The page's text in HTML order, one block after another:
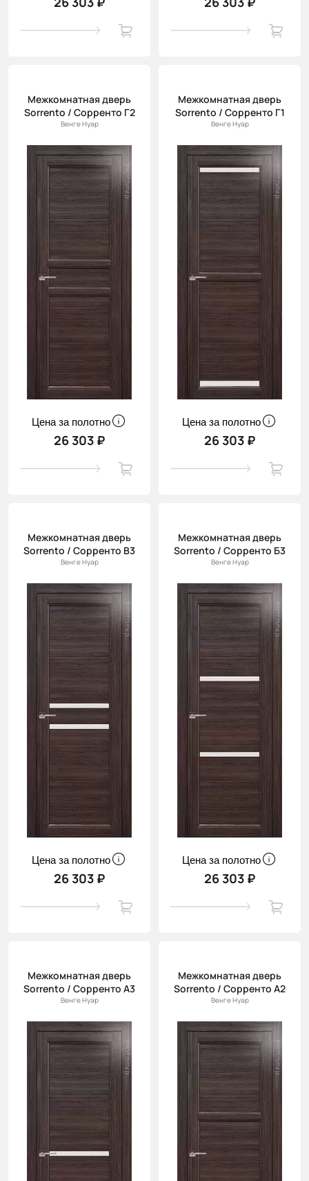
Межкомнатная дверь
Sorrento / Сорренто Г2
Венге Нуар
Цена за полотно
26 303 ₽
Межкомнатная дверь
Sorrento / Сорренто Г1
Венге Нуар
Цена за полотно
26 303 ₽
Межкомнатная дверь
Sorrento / Сорренто В3
Венге Нуар
Цена за полотно
26 303 ₽
Межкомнатная дверь
Sorrento / Сорренто Б3
Венге Нуар
Цена за полотно
26 303 ₽
Межкомнатная дверь
Sorrento / Сорренто А3
Венге Нуар
Межкомнатная дверь
Sorrento / Сорренто А2
Венге Нуар